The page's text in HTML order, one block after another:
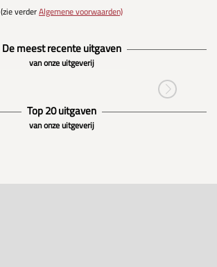
(zie verderAlgemene voorwaarden)
De meest recente uitgaven
van onze uitgeverij
Top 20 uitgaven
van onze uitgeverij